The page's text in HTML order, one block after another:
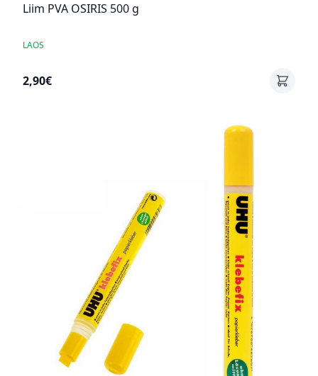
Liim PVA OSIRIS 500 g
LAOS
2,90€